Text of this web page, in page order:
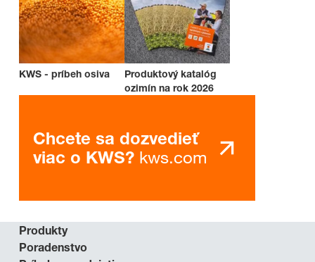
KWS - príbeh osiva
Produktový katalóg
ozimín na rok 2026
Chcete sa dozvedieť
viac o KWS? kws.com
Produkty
Poradenstvo